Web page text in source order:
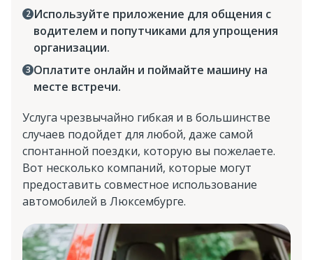
Используйте приложение для общения с
водителем и попутчиками для упрощения
организации.
Оплатите онлайн и поймайте машину на
месте встречи.
Услуга чрезвычайно гибкая и в большинстве
случаев подойдет для любой, даже самой
спонтанной поездки, которую вы пожелаете.
Вот несколько компаний, которые могут
предоставить совместное использование
автомобилей в Люксембурге.